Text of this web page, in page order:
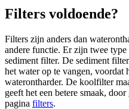
Filters voldoende?
Filters zijn anders dan
andere functie. Er zijn twee
sediment filter. De sediment
het water op te vangen, voordat
waterontharder. De koolfilter
geeft het een betere smaak,
pagina filters.